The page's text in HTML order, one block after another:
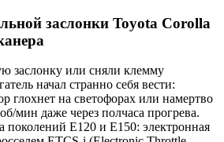
заслонки Toyota Corolla
заслонку или сняли клемму
начал странно себя вести:
глохнет на светофорах или намертво
мин даже через полчаса прогрева.
поколений E120 и E150: электронная